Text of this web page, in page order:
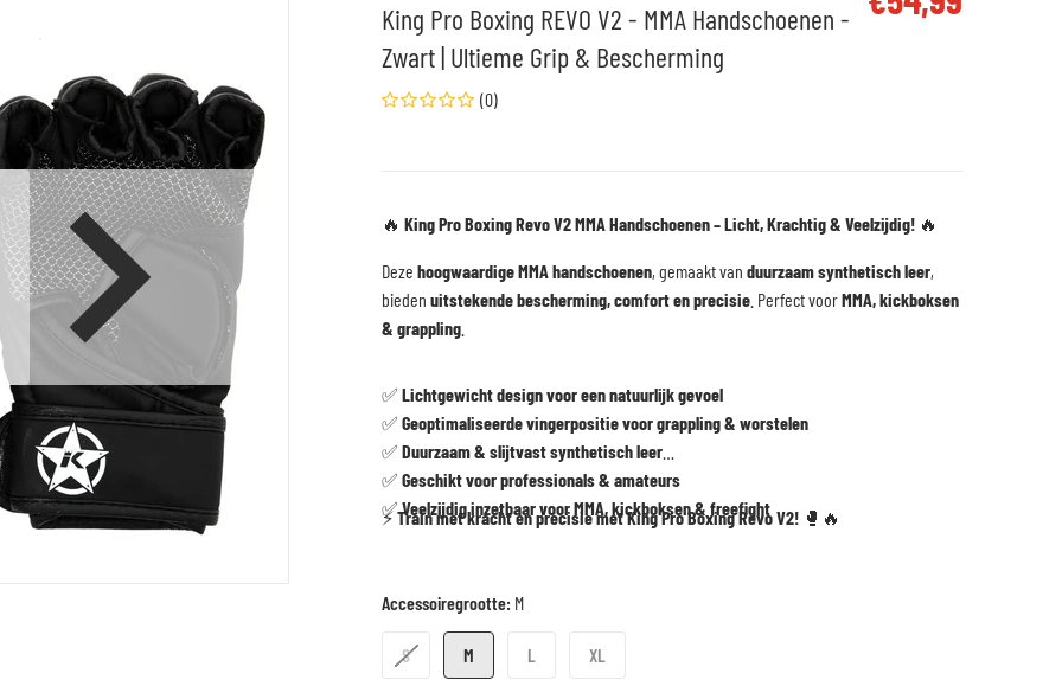
media 1 in galerijweergave Open media 2 in galerijweergave
King Pro Boxing REVO V2 - MMA Handschoenen -
Zwart | Ultieme Grip & Bescherming
(0)
🔥King Pro Boxing Revo V2 MMA Handschoenen – Licht, Krachtig & Veelzijdig! 🔥
Dezehoogwaardige MMA handschoenen, gemaakt vanduurzaam synthetisch leer,
biedenuitstekende bescherming, comfort en precisie . Perfect voorMMA, kickboksen
& grappling
✅Lichtgewicht design voor een natuurlijk gevoel
✅Geoptimaliseerde vingerpositie voor grappling & worstelen
✅Duurzaam & slijtvast synthetisch leer
✅Geschikt voor professionals & amateurs
✅Veelzijdig inzetbaar voor MMA, kickboksen & freefight
⚡Train met kracht en precisie met King Pro Boxing Revo V2! 🥊🔥
Accessoiregrootte: M
S M L XL